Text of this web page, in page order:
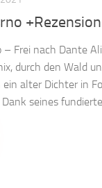
– Frei nach Dante
durch den Wald
ein alter Dichter in
seines